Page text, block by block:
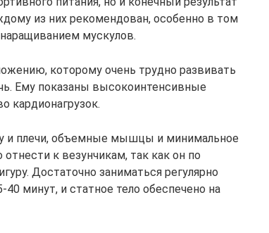
из них рекомендован, особенно в том
мускулов.
которому очень трудно развивать
Ему показаны высокоинтенсивные
кардионагрузок.
и плечи, объемные мышцы и минимальное
к везунчикам, так как он по
Достаточно заниматься регулярно
минут, и статное тело обеспечено на